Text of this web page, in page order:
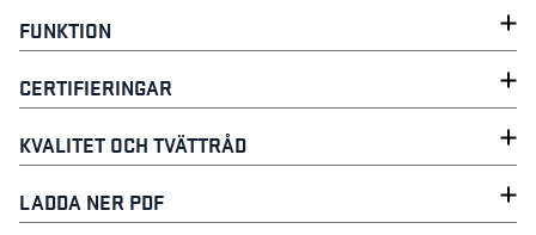
FUNKTION
CERTIFIERINGAR
KVALITET OCH TVÄTTRÅD
LADDA NER PDF